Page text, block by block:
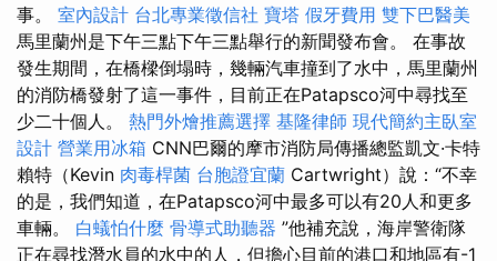
事。 室內設計 台北專業徵信社 寶塔 假牙費用 雙下巴醫美
馬里蘭州是下午三點下午三點舉行的新聞發布會。 在事故
發生期間，在橋樑倒塌時，幾輛汽車撞到了水中，馬里蘭州
的消防橋發射了這一事件，目前正在Patapsco河中尋找至
少二十個人。 熱門外燴推薦選擇 基隆律師 現代簡約主臥室
設計 營業用冰箱 CNN巴爾的摩市消防局傳播總監凱文·卡特
賴特（Kevin 肉毒桿菌 台胞證宜蘭 Cartwright）說：“不幸
的是，我們知道，在Patapsco河中最多可以有20人和更多
車輛。 白蟻怕什麼 骨導式助聽器 ”他補充說，海岸警衛隊
正在尋找潛水員的水中的人，但擔心目前的港口和地區有-1